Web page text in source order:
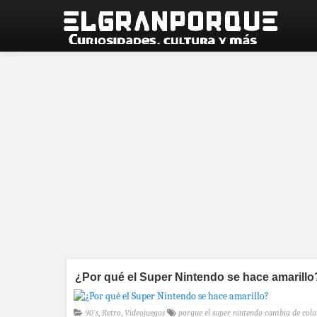
¿Por qué el Super Nintendo se hace
90's, Retro, Videojuegos porque el super nintendo cambia de